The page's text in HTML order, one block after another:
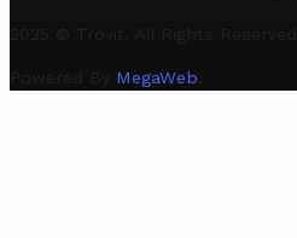
2025 © Trovit. All Rights Reserved.
Powered By MegaWeb